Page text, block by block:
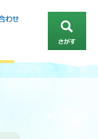
が
す